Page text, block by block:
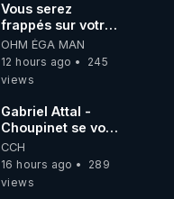
Vous serez
frappés sur votre
sol européens par
la faute des
dirigeants qui
le nez
OHM ÉGA MAN
12 hours ago
245
views
Gabriel Attal -
Choupinet se voit
en haut de
l'affiche
CCH
16 hours ago
289
views